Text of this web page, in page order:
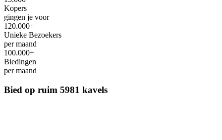
Kopers
gingen je voor
120.000+
Unieke Bezoekers
per maand
100.000+
Biedingen
per maand
Bied op ruim 5981 kavels